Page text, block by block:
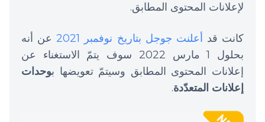
لإعلانات المحتوى المطابق.
كانت قد أعلنت جوجل بتاريخ نوفمبر 2021
عن أنه
بحلول 1 مارس 2022 سوف يتمّ الاستغناء عن
إعلانات المحتوى المطابق وسيتمّ تعويضها بوحدات
إعلانات المتعدّدة.